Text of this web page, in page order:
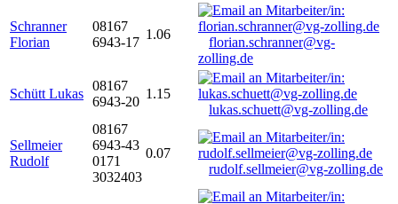
Schranner
Florian
08167
6943-17
1.06
florian.schranner@vg-
zolling.de
Schütt Lukas
08167
6943-20
1.15
lukas.schuett@vg-zolling.de
Sellmeier
Rudolf
08167
6943-43
0171
3032403
0.07
rudolf.sellmeier@vg-zolling.de